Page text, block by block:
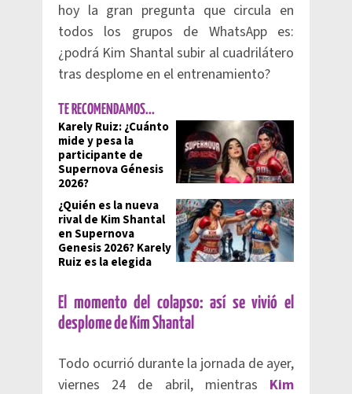
hoy la gran pregunta que circula en
todos los grupos de WhatsApp es:
¿podrá Kim Shantal subir al cuadrilátero
tras desplome en el entrenamiento?
TE RECOMENDAMOS...
Karely Ruiz: ¿Cuánto
mide y pesa la
participante de
Supernova Génesis
2026?
¿Quién es la nueva
rival de Kim Shantal
en Supernova
Genesis 2026? Karely
Ruiz es la elegida
El momento del colapso: así se vivió el
desplome de Kim Shantal
Todo ocurrió durante la jornada de ayer,
viernes 24 de abril, mientras Kim